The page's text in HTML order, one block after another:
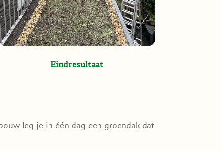
Eindresultaat
leg je in één dag een groendak dat